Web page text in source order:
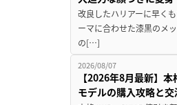
改良したハリアーに早く
ーマに合わせた漆黒のメ
の[…]
2026/08/07
【2026年8月最新】
モデルの購入攻略と交